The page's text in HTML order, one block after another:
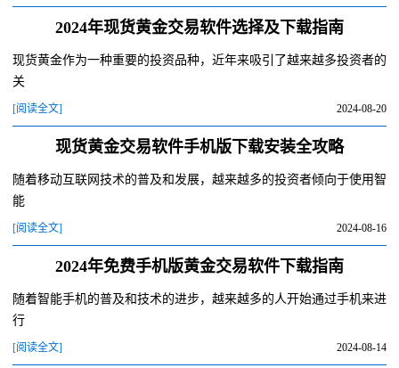
2024年现货黄金交易软件选择及下载指南
现货黄金作为一种重要的投资品种，近年来吸引了越来越多投资者的
关
[阅读全文] 2024-08-20
现货黄金交易软件手机版下载安装全攻略
随着移动互联网技术的普及和发展，越来越多的投资者倾向于使用智
能
[阅读全文] 2024-08-16
2024年免费手机版黄金交易软件下载指南
随着智能手机的普及和技术的进步，越来越多的人开始通过手机来进
行
[阅读全文] 2024-08-14